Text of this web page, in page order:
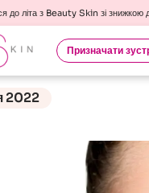
до літа з Beauty Skin зі
Призначати
2022